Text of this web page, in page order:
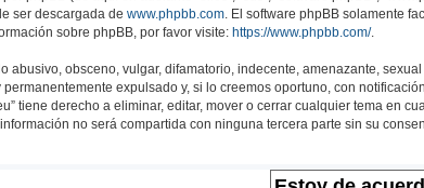
ser descargada de www.phpbb.com . El software phpBB solamente
sobre phpBB, por favor visite: https://www.phpbb.com/.
abusivo, obsceno, vulgar, difamatorio, indecente, amenazante,
expulsado y, si lo creemos oportuno, con
tiene derecho a eliminar, editar, mover o cerrar cualquier tema
no será compartida con ninguna tercera parte sin su